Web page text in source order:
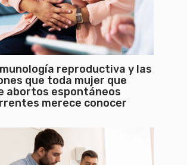
reproductiva y las
que toda mujer que
abortos espontáneos
merece conocer